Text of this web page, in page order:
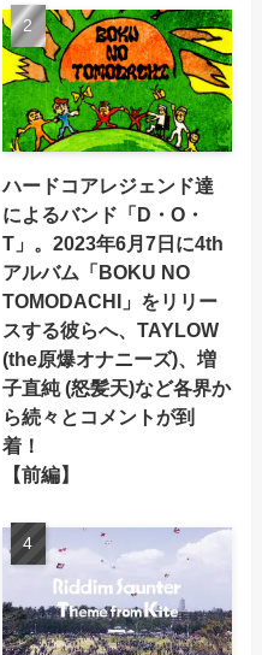
ハードコアレジェンド達
によるバンド「D・O・
T」。2023年6月7日に4th
アルバム「BOKU NO
TOMODACHI」をリリー
スする彼らへ、TAYLOW
(the原爆オナニーズ)、増
子直純 (怒髪天)など各界か
ら続々とコメントが到
着！
【前編】